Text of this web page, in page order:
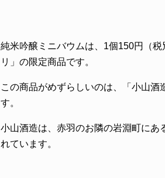
純米吟醸ミニバウムは、1個150円（
リ」の限定商品です。
この商品がめずらしいのは、「小山酒
す。
小山酒造は、赤羽のお隣の岩淵町に
れています。